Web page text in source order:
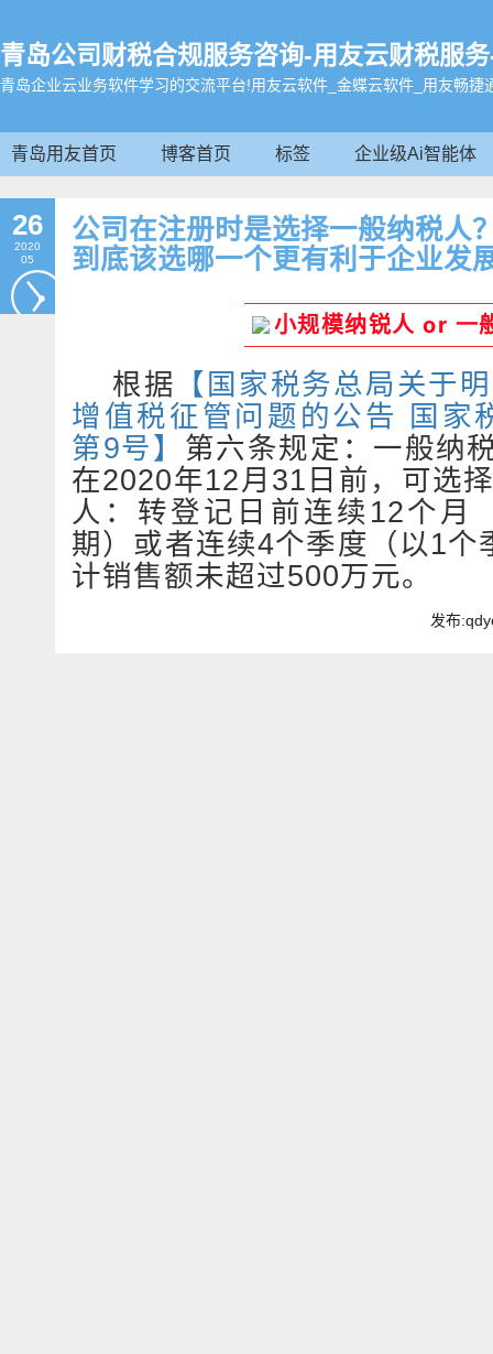
青岛公司财税合规服务咨询-用友云财税服
青岛企业云业务软件学习的交流平台!用友云软件_金蝶云软件_用友畅捷
青岛用友首页 博客首页 标签 企业级Ai智能体
26
2020
05
公司在注册时是选择一般纳税人
到底该选哪一个更有利于企业发
小规模纳锐人 or 一
根据 【国家税务总局关于
增值税征管问题的公告 国家
第9号】 第六条规定： 一般纳
在2020年12月31日前，可选
人：转登记日前连续12个月
期）或者连续4个季度（以1个
计销售额未超过500万元。
发布